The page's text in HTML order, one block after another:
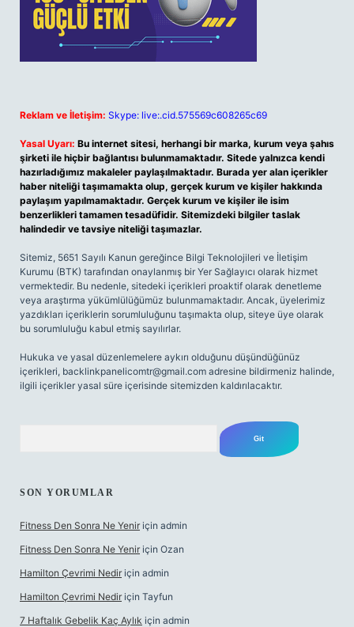
Reklam ve İletişim: Skype: live:.cid.575569c608265c69
Yasal Uyarı: Bu internet sitesi, herhangi bir marka, kurum veya şahıs
şirketi ile hiçbir bağlantısı bulunmamaktadır. Sitede yalnızca kendi
hazırladığımız makaleler paylaşılmaktadır. Burada yer alan içerikler
haber niteliği taşımamakta olup, gerçek kurum ve kişiler hakkında
paylaşım yapılmamaktadır. Gerçek kurum ve kişiler ile isim
benzerlikleri tamamen tesadüfidir. Sitemizdeki bilgiler taslak
halindedir ve tavsiye niteliği taşımazlar.
Sitemiz, 5651 Sayılı Kanun gereğince Bilgi Teknolojileri ve İletişim
Kurumu (BTK) tarafından onaylanmış bir Yer Sağlayıcı olarak hizmet
vermektedir. Bu nedenle, sitedeki içerikleri proaktif olarak denetleme
veya araştırma yükümlülüğümüz bulunmamaktadır. Ancak, üyelerimiz
yazdıkları içeriklerin sorumluluğunu taşımakta olup, siteye üye olarak
bu sorumluluğu kabul etmiş sayılırlar.
Hukuka ve yasal düzenlemelere aykırı olduğunu düşündüğünüz
içerikleri, backlinkpanelicomtr@gmail.com adresine bildirmeniz halinde,
ilgili içerikler yasal süre içerisinde sitemizden kaldırılacaktır.
SON YORUMLAR
Fitness Den Sonra Ne Yenir için admin
Fitness Den Sonra Ne Yenir için Ozan
Hamilton Çevrimi Nedir için admin
Hamilton Çevrimi Nedir için Tayfun
7 Haftalık Gebelik Kaç Aylık için admin